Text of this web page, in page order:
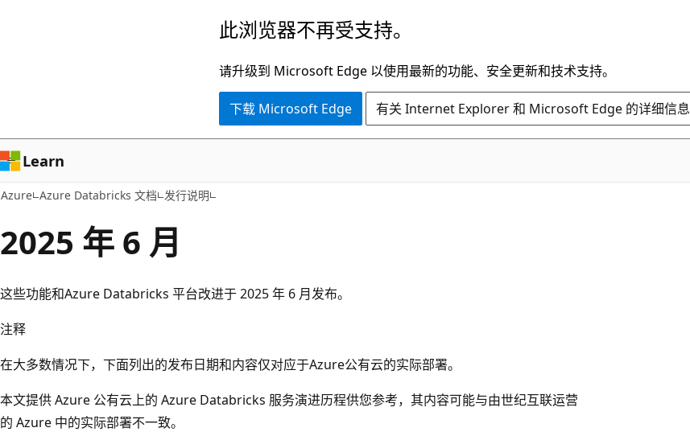
容
此浏览器不再受支持。
请升级到 Microsoft Edge 以使用最新的功能、安全更新和技术支持。
下载 Microsoft Edge 有关 Internet Explorer 和 Microsoft Edge 的详细信息
Learn
Azure Azure Databricks 文档 发行说明
2025 年 6 月
这些功能和Azure Databricks 平台改进于 2025 年 6 月发布。
注释
在大多数情况下，下面列出的发布日期和内容仅对应于Azure公有云的实际部署。
本文提供 Azure 公有云上的 Azure Databricks 服务演进历程供您参考，其内容可能与由世纪互联运营
的 Azure 中的实际部署不一致。